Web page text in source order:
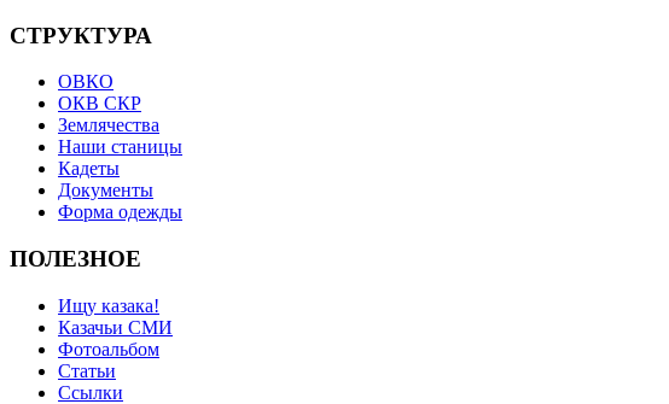
СТРУКТУРА
ОВКО
ОКВ СКР
Землячества
Наши станицы
Кадеты
Документы
Форма одежды
ПОЛЕЗНОЕ
Ищу казака!
Казачьи СМИ
Фотоальбом
Статьи
Ссылки